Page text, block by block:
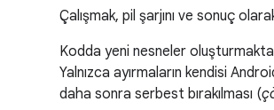
Çalışmak, pil şarjını ve sonuç
Kodda yeni nesneler
Yalnızca ayırmaların kendisi
daha sonra serbest bırakılması (